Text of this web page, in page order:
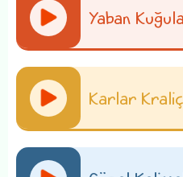
Yaban
Karlar